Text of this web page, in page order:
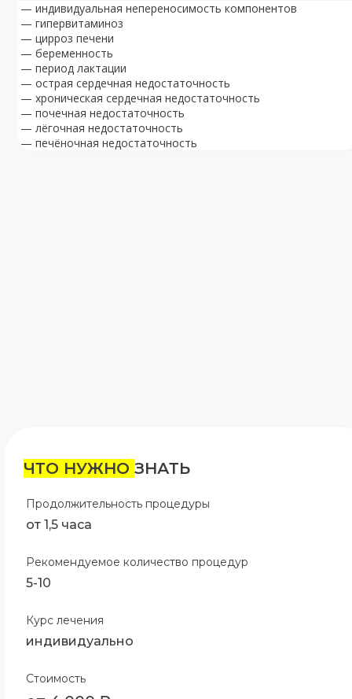
— индивидуальная непереносимость компонентов
— гипервитаминоз
— цирроз печени
— беременность
— период лактации
— острая сердечная недостаточность
— хроническая сердечная недостаточность
— почечная недостаточность
— лёгочная недостаточность
— печёночная недостаточность
ЧТО НУЖНО ЗНАТЬ
Продолжительность процедуры
от 1,5 часа
Рекомендуемое количество процедур
5-10
Курс лечения
индивидуально
Стоимость